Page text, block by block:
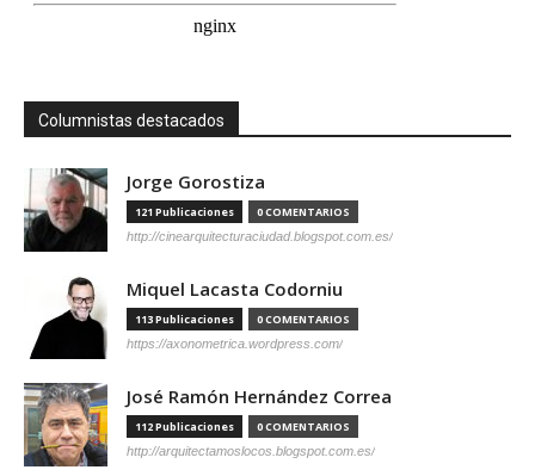
Columnistas destacados
Jorge Gorostiza
121 Publicaciones 0 COMENTARIOS
http://cinearquitecturaciudad.blogspot.com.es/
Miquel Lacasta Codorniu
113 Publicaciones 0 COMENTARIOS
https://axonometrica.wordpress.com/
José Ramón Hernández Correa
112 Publicaciones 0 COMENTARIOS
http://arquitectamoslocos.blogspot.com.es/